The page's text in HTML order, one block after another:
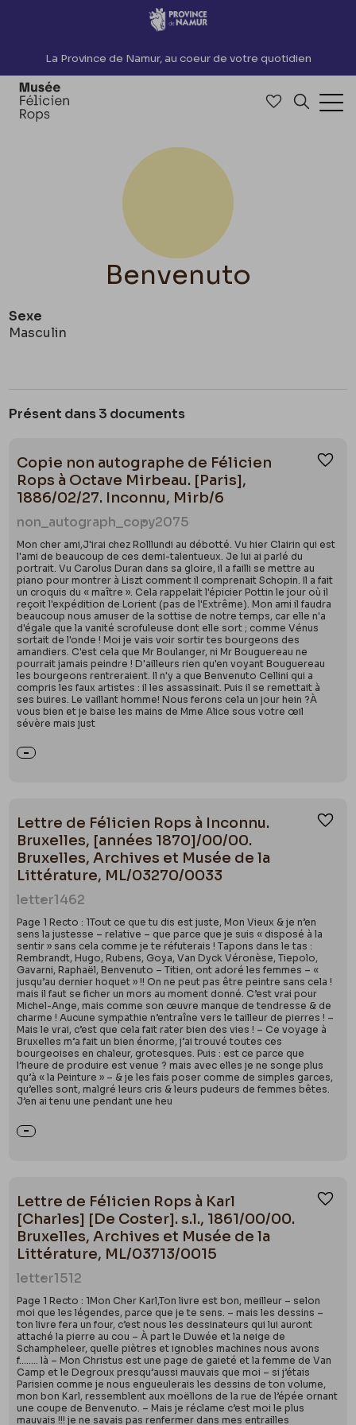
Accèder directement au contenu
La Province de Namur, au coeur de votre quotidien
Accéder à
Benvenuto
Sexe
Masculin
Présent dans 3 documents
Copie non autographe de Félicien
Rops à Octave Mirbeau. [Paris],
1886/02/27. Inconnu, Mirb/6
non_autograph_copy2075
Mon cher ami,J'irai chez Rolllundi au débotté. Vu hier Clairin qui est
l'ami de beaucoup de ces demi-talentueux. Je lui ai parlé du
portrait. Vu Carolus Duran dans sa gloire, il a failli se mettre au
piano pour montrer à Liszt comment il comprenait Schopin. Il a fait
un croquis du « maître ». Cela rappelait l'épicier Pottin le jour où il
reçoit l'expédition de Lorient (pas de l'Extrême). Mon ami il faudra
beaucoup nous amuser de la sottise de notre temps, car elle n'a
d'égale que la vanité scrofuleuse dont elle sort ; comme Vénus
sortait de l'onde ! Moi je vais voir sortir tes bourgeons des
amandiers. C'est cela que Mr Boulanger, ni Mr Bouguereau ne
pourrait jamais peindre ! D'ailleurs rien qu'en voyant Bouguereau
les bourgeons rentreraient. Il n'y a que Benvenuto Cellini qui a
compris les faux artistes : il les assassinait. Puis il se remettait à
ses buires. Le vaillant homme! Nous ferons cela un jour hein ?À
vous bien et je baise les mains de Mme Alice sous votre œil
sévère mais just
Lettre de Félicien Rops à Inconnu.
Bruxelles, [années 1870]/00/00.
Bruxelles, Archives et Musée de la
Littérature, ML/03270/0033
letter1462
Page 1 Recto : 1Tout ce que tu dis est juste, Mon Vieux & je n’en
sens la justesse – relative – que parce que je suis « disposé à la
sentir » sans cela comme je te réfuterais ! Tapons dans le tas :
Rembrandt, Hugo, Rubens, Goya, Van Dyck Véronèse, Tiepolo,
Gavarni, Raphaël, Benvenuto – Titien, ont adoré les femmes – «
jusqu’au dernier hoquet » !! On ne peut pas être peintre sans cela !
mais il faut se ficher un mors au moment donné. C’est vrai pour
Michel-Ange, mais comme son œuvre manque de tendresse & de
charme ! Aucune sympathie n’entraîne vers le tailleur de pierres ! –
Mais le vrai, c’est que cela fait rater bien des vies ! – Ce voyage à
Bruxelles m’a fait un bien énorme, j’ai trouvé toutes ces
bourgeoises en chaleur, grotesques. Puis : est ce parce que
l’heure de produire est venue ? mais avec elles je ne songe plus
qu’à « la Peinture » – & je les fais poser comme de simples garces,
qu’elles sont, malgré leurs cris & leurs pudeurs de femmes bêtes.
J’en ai tenu une pendant une heu
Lettre de Félicien Rops à Karl
[Charles] [De Coster]. s.l., 1861/00/00.
Bruxelles, Archives et Musée de la
Littérature, ML/03713/0015
letter1512
Page 1 Recto : 1Mon Cher Karl,Ton livre est bon, meilleur – selon
moi que les légendes, parce que je te sens. – mais les dessins –
ton livre fera un four, c’est nous les dessinateurs qui lui auront
attaché la pierre au cou – À part le Duwée et la neige de
Schampheleer, quelle piètres et ignobles machines nous avons
f…….. là – Mon Christus est une page de gaieté et la femme de Van
Camp et le Degroux presqu’aussi mauvais que moi – si j’étais
Parisien comme je nous engueulerais les dessins de ton volume,
mon bon Karl, ressemblent aux moëllons de la rue de l’épée ornant
une coupe de Benvenuto. – Mais je réclame c’est moi le plus
mauvais !!! je ne savais pas renfermer dans mes entrailles